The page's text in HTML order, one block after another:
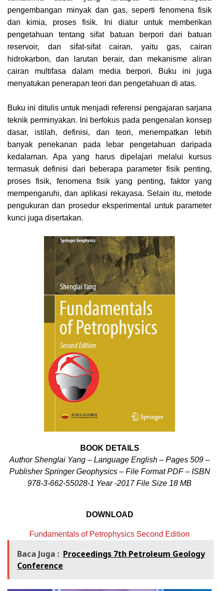
pengembangan minyak dan gas, seperti fenomena fisik
dan kimia, proses fisik. Ini diatur untuk memberikan
pengetahuan tentang sifat batuan berpori dari batuan
reservoir, dan sifat-sifat cairan, yaitu gas, cairan
hidrokarbon, dan larutan berair, dan mekanisme aliran
cairan multifasa dalam media berpori. Buku ini juga
menyatukan penerapan teori dan pengetahuan di atas.
Buku ini ditulis untuk menjadi referensi pengajaran sarjana
teknik perminyakan. Ini berfokus pada pengenalan konsep
dasar, istilah, definisi, dan teori, menempatkan lebih
banyak penekanan pada lebar pengetahuan daripada
kedalaman. Apa yang harus dipelajari melalui kursus
termasuk definisi dari beberapa parameter fisik penting,
proses fisik, fenomena fisik yang penting, faktor yang
mempengaruhi, dan aplikasi rekayasa. Selain itu, metode
pengukuran dan prosedur eksperimental untuk parameter
kunci juga disertakan.
BOOK DETAILS
Author Shenglai Yang – Language English – Pages 509 –
Publisher Springer Geophysics – File Format PDF – ISBN
978-3-662-55028-1 Year -2017 File Size 18 MB
DOWNLOAD
Fundamentals of Petrophysics Second Edition
Baca Juga : Proceedings 7th Petroleum Geology
Conference